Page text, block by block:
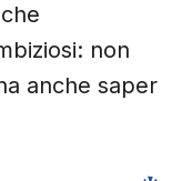
non
anche saper